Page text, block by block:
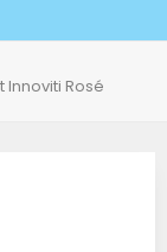
Innoviti Rosé